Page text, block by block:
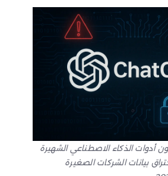
أدوات الذكاء الاصطناعي الشهيرة
بيانات الشركات الصغيرة